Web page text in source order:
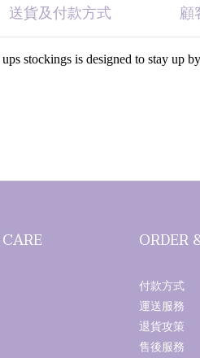
送貨及付款方式 顧
stockings is designed to stay up
ORDER
付款方式
運送服務
退貨攻策
售後服務